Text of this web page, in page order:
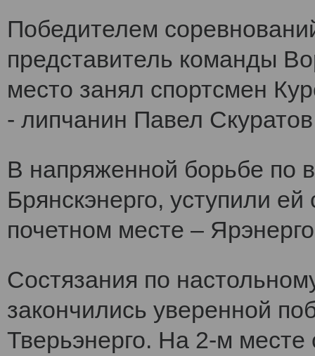
Победителем
представитель команды
место занял спортсмен
- липчанин Павел
В напряженной борьбе по
Брянскэнерго, уступили
почетном месте –
Состязания по
закончились уверенной
Тверьэнерго. На 2-м